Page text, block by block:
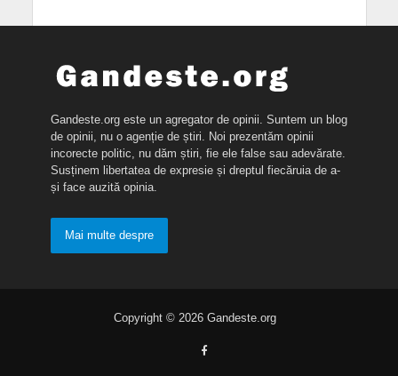
Gandeste.org este un agregator de opinii. Suntem un blog
de opinii, nu o agenție de știri. Noi prezentăm opinii
incorecte politic, nu dăm știri, fie ele false sau adevărate.
Susținem libertatea de expresie și dreptul fiecăruia de a-
și face auzită opinia.
Mai multe despre
Copyright © 2026 Gandeste.org